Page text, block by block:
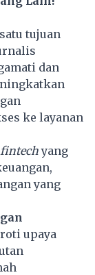
tujuan
dan
ke layanan
fintechyang
yang
upaya